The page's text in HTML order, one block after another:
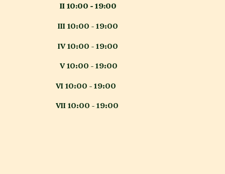
II 10:00 - 19:00
III 10:00 - 19:00
IV 10:00 - 19:00
V 10:00 - 19:00
VI 10:00 - 19:00
VII 10:00 - 19:00